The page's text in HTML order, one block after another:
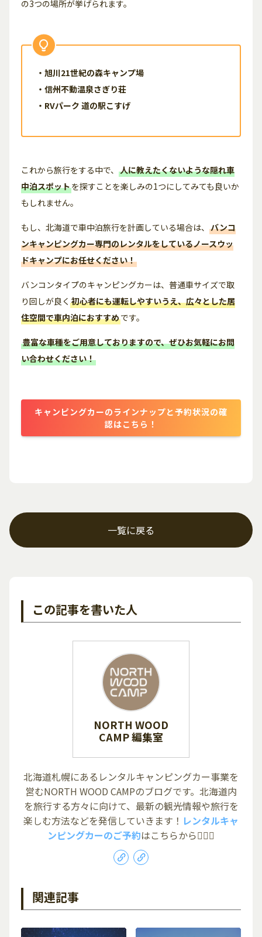
の3つの場所が挙げられます。
・旭川21世紀の森キャンプ場
・信州不動温泉さぎり荘
・RVパーク 道の駅こすげ
これから旅行をする中で、人に教えたくないような隠れ車
中泊スポットを探すことを楽しみの1つにしてみても良いか
もしれません。
もし、北海道で車中泊旅行を計画している場合は、バンコ
ンキャンピングカー専門のレンタルをしているノースウッ
ドキャンプにお任せください！
バンコンタイプのキャンピングカーは、普通車サイズで取
り回しが良く初心者にも運転しやすいうえ、広々とした居
住空間で車内泊におすすめです。
豊富な車種をご用意しておりますので、ぜひお気軽にお問
い合わせください！
キャンピングカーのラインナップと予約状況の確
認はこちら！
一覧に戻る
この記事を書いた人
NORTH WOOD
CAMP 編集室
北海道札幌にあるレンタルキャンピングカー事業を
営むNORTH WOOD CAMPのブログです。北海道内
を旅行する方々に向けて、最新の観光情報や旅行を
楽しむ方法などを発信していきます！ レンタルキャ
ンピングカーのご予約はこちらから💁🏻‍♀️
関連記事